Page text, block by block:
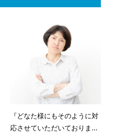
『どなた様にもそのように対
応させていただいておりま...